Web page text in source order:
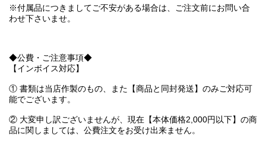
※付属品につきましてご不安がある場合は、ご注文前にお問い合
わせ下さいませ。
◆公費・ご注意事項◆
【インボイス対応】
① 書類は当店作製のもの、また【商品と同封発送】のみご対応可
能でございます。
② 大変申し訳ございませんが、現在【本体価格2,000円以下】の商
品に関しましては、公費注文をお受け出来ません。